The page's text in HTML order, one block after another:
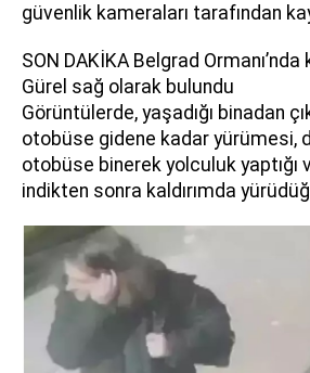
güvenlik kameraları tarafından
SON DAKİKA Belgrad
Gürel sağ olarak bulundu
Görüntülerde, yaşadığı binadan
otobüse gidene kadar yürümesi,
otobüse binerek yolculuk yaptığı
indikten sonra kaldırımda